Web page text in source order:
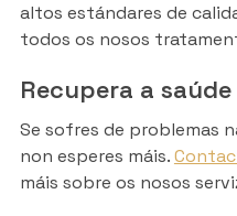
altos estándares de
todos os nosos
Recupera a
Se sofres de problemas
non esperes máis.
máis sobre os nosos